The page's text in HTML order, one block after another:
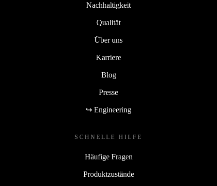
Nachhaltigkeit
Qualität
Über uns
Karriere
Blog
Presse
↪ Engineering
SCHNELLE HILFE
Häufige Fragen
Produktzustände